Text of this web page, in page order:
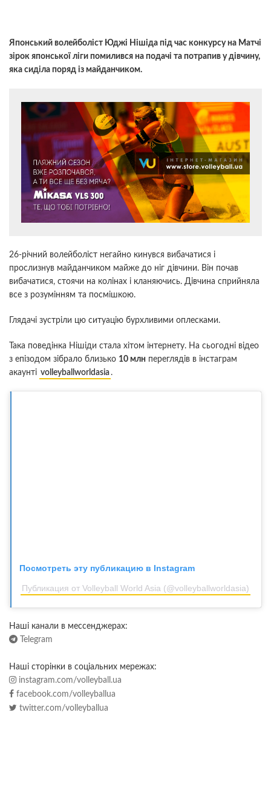
Японський волейболіст Юджі Нішіда під час конкурсу на Матчі
зірок японської ліги помилився на подачі та потрапив у дівчину,
яка сиділа поряд із майданчиком.
26-річний волейболіст негайно кинувся вибачатися і
прослизнув майданчиком майже до ніг дівчини. Він почав
вибачатися, стоячи на колінах і кланяючись. Дівчина сприйняла
все з розумінням та посмішкою.
Глядачі зустріли цю ситуацію бурхливими оплесками.
Така поведінка Нішіди стала хітом інтернету. На сьогодні відео
з епізодом зібрало близько 10 млн переглядів в інстаграм
акаунті volleyballworldasia .
Посмотреть эту публикацию в Instagram
Публикация от Volleyball World Asia (@volleyballworldasia)
Наші канали в мессенджерах:
Telegram
Наші сторінки в соціальних мережах:
instagram.com/volleyball.ua
facebook.com/volleyballua
twitter.com/volleyballua